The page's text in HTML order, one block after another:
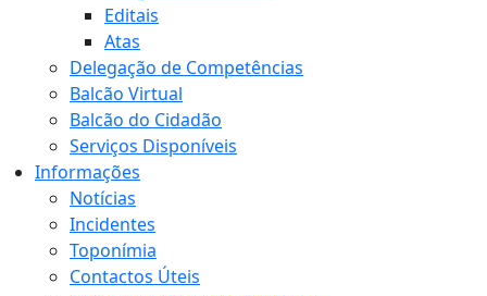
Editais
Atas
Delegação de Competências
Balcão Virtual
Balcão do Cidadão
Serviços Disponíveis
Informações
Notícias
Incidentes
Toponímia
Contactos Úteis